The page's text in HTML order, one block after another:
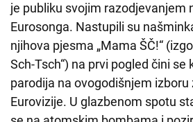
je publiku svojim razodjevanjem
Eurosonga. Nastupili su
njihova pjesma „Mama ŠČ!“
Sch-Tsch“) na prvi pogled čini se
parodija na ovogodišnjem izboru
Eurovizije. U glazbenom spotu